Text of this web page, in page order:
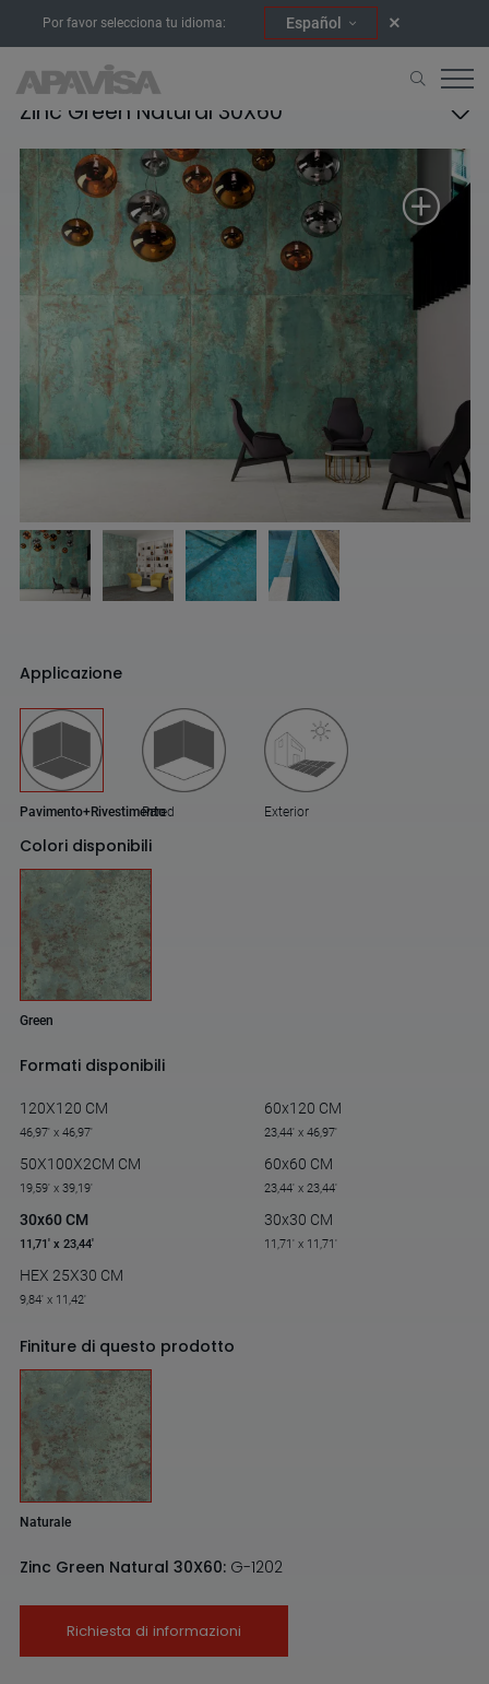
Por favor selecciona tu idioma: Español
Zinc Green Natural 30X60
Applicazione
Pavimento+Rivestimento
Pared Exterior
Colori disponibili
Green
Formati disponibili
120X120 CM
46,97' x 46,97'
60x120 CM
23,44' x 46,97'
50X100X2CM CM
19,59' x 39,19'
60x60 CM
23,44' x 23,44'
30x60 CM
11,71' x 23,44'
30x30 CM
11,71' x 11,71'
HEX 25X30 CM
9,84' x 11,42'
Finiture di questo prodotto
Naturale
Zinc Green Natural 30X60: G-1202
Richiesta di informazioni